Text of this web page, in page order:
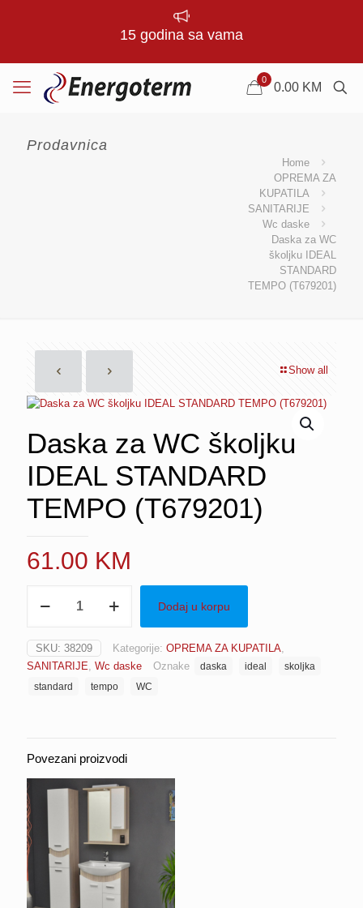
15 godina sa vama
0
0.00 KM
Prodavnica
Home
OPREMA ZA
KUPATILA
SANITARIJE
Wc daske
Daska za WC
školjku IDEAL
STANDARD
TEMPO (T679201)
Show all
Daska za WC školjku
IDEAL STANDARD
TEMPO (T679201)
61.00 KM
školjku
IDEAL
STANDARD
TEMPO
Dodaj u korpu
SKU: 38209 Kategorije: OPREMA ZA KUPATILA,
SANITARIJE, Wc daske Oznake daska ideal
skoljka
standard
tempo WC
Povezani proizvodi